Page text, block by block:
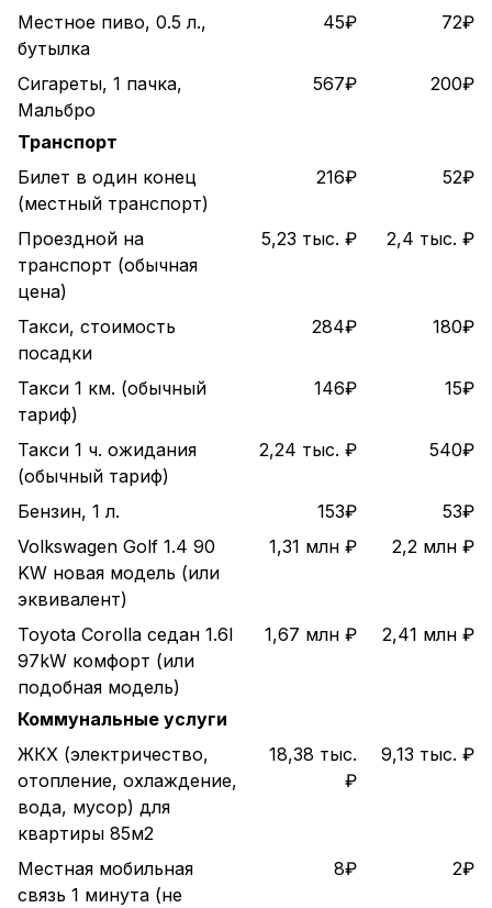
Местное пиво, 0.5 л.,
бутылка
45₽ 72₽
Сигареты, 1 пачка,
Мальбро
567₽ 200₽
Транспорт
Билет в один конец
(местный транспорт)
216₽ 52₽
Проездной на
транспорт (обычная
цена)
5,23 тыс. ₽ 2,4 тыс. ₽
Такси, стоимость
посадки
284₽ 180₽
Такси 1 км. (обычный
тариф)
146₽ 15₽
Такси 1 ч. ожидания
(обычный тариф)
2,24 тыс. ₽ 540₽
Бензин, 1 л. 153₽
53₽
Volkswagen Golf 1.4 90
KW новая модель (или
эквивалент)
1,31 млн ₽ 2,2 млн ₽
Toyota Corolla седан 1.6l
97kW комфорт (или
подобная модель)
1,67 млн ₽ 2,41 млн ₽
Коммунальные услуги
ЖКХ (электричество,
отопление, охлаждение,
вода, мусор) для
квартиры 85м2
18,38 тыс.
₽
9,13 тыс. ₽
Местная мобильная
связь 1 минута (не
8₽ 2₽